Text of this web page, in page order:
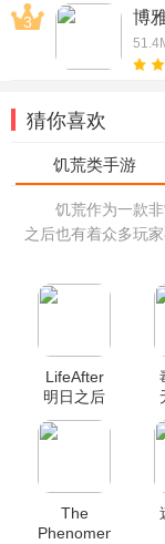
3 博
猜你喜欢
饥荒作为一款
之后也有着众多玩
LifeAfter
明日之后
国际版
The
Phenomenon